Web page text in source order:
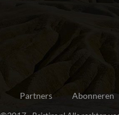
Partners Abonneren